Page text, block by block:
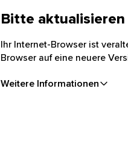
Bitte aktualisieren
Ihr Internet-Browser ist
Browser auf eine neuere
Weitere Informationen